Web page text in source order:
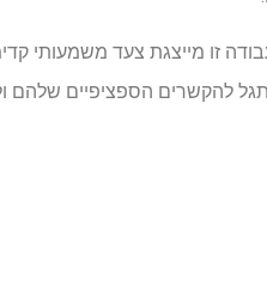
זו מייצגת צעד משמעותי
להקשרים הספציפיים שלהם